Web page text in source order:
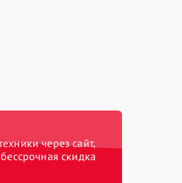
через сайт,
скидка